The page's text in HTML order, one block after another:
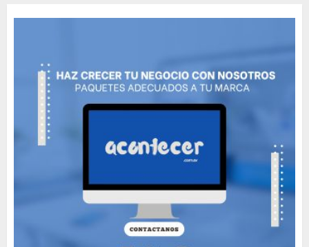
The full story of
Thailand’s extraordinary
cave rescue
Valentino Goes
Deliberately Feminine for
Fall 2018
MAYO 16, 2024